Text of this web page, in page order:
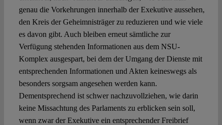
genau die Vorkehrungen innerhalb der Exekutive aussehen,
den Kreis der Geheimnisträger zu reduzieren und wie viele
es davon gibt. Auch bleiben erneut sämtliche zur
Verfügung stehenden Informationen aus dem NSU-
Komplex ausgespart, bei dem der Umgang der Dienste mit
entsprechenden Informationen und Akten keineswegs als
besonders sorgsam angesehen werden kann.
Dementsprechend ist schwer nachzuvollziehen, wie darin
keine Missachtung des Parlaments zu erblicken sein soll,
wenn zwar der Exekutive ein entsprechender Freibrief